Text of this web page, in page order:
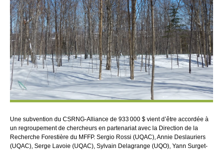
Une subvention du CSRNG-Alliance de 933 000 $ vient d’être accordée à
un regroupement de chercheurs en partenariat avec la Direction de la
Recherche Forestière du MFFP. Sergio Rossi (UQAC), Annie Deslauriers
(UQAC), Serge Lavoie (UQAC), Sylvain Delagrange (UQO), Yann Surget-